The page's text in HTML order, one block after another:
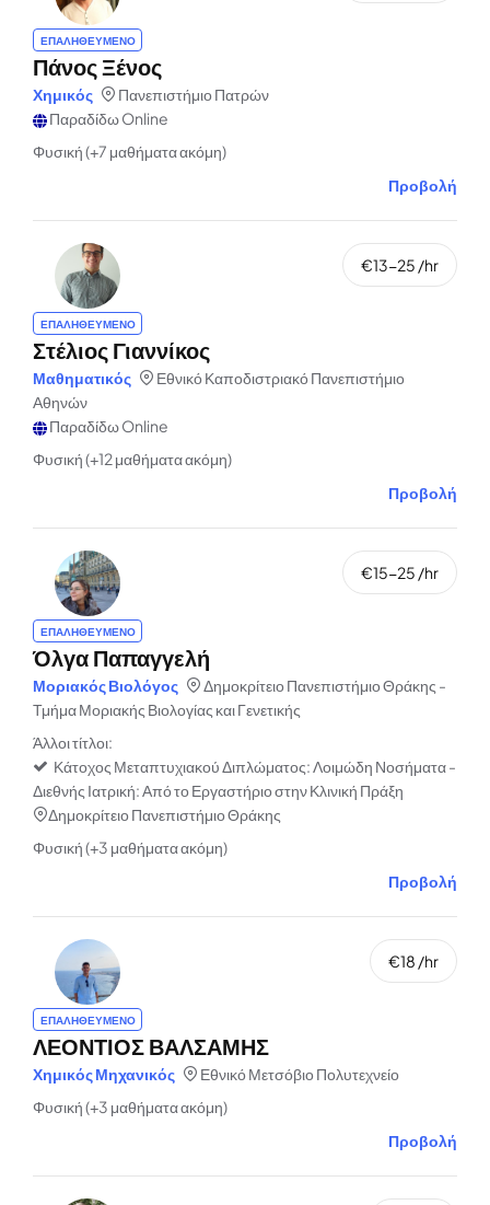
ΕΠΑΛΗΘΕΥΜΕΝΟ
Πάνος Ξένος
Χημικός
Πανεπιστήμιο Πατρών
Παραδίδω Online
Φυσική (+7 μαθήματα ακόμη)
Προβολή
ΕΠΑΛΗΘΕΥΜΕΝΟ
Στέλιος Γιαννίκος
Μαθηματικός
Εθνικό Καποδιστριακό Πανεπιστήμιο
Αθηνών
Παραδίδω Online
Φυσική (+12 μαθήματα ακόμη)
Προβολή
€13-25 /hr
ΕΠΑΛΗΘΕΥΜΕΝΟ
Όλγα Παπαγγελή
Μοριακός Βιολόγος
Δημοκρίτειο Πανεπιστήμιο Θράκης -
Τμήμα Μοριακής Βιολογίας και Γενετικής
Άλλοι τίτλοι:
Κάτοχος Μεταπτυχιακού Διπλώματος: Λοιμώδη Νοσήματα -
Διεθνής Ιατρική: Από το Εργαστήριο στην Κλινική Πράξη
Δημοκρίτειο Πανεπιστήμιο Θράκης
Φυσική (+3 μαθήματα ακόμη)
Προβολή
€15-25 /hr
ΕΠΑΛΗΘΕΥΜΕΝΟ
ΛΕΟΝΤΙΟΣ ΒΑΛΣΑΜΗΣ
Χημικός Μηχανικός
Εθνικό Μετσόβιο Πολυτεχνείο
Φυσική (+3 μαθήματα ακόμη)
Προβολή
€18 /hr